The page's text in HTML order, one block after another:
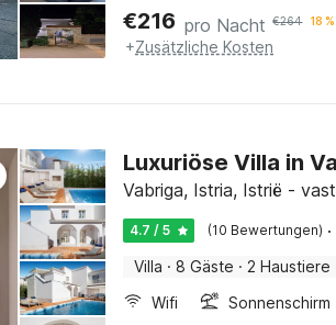
€216 pro Nacht €264 18
+Zusätzliche Kosten
Luxuriöse Villa in
Vabriga, Istria, Istrië -
4.7 / 5 (10 Bewertungen) ·
Villa · 8 Gäste · 2 Haustiere
Wifi
Sonnenschirm